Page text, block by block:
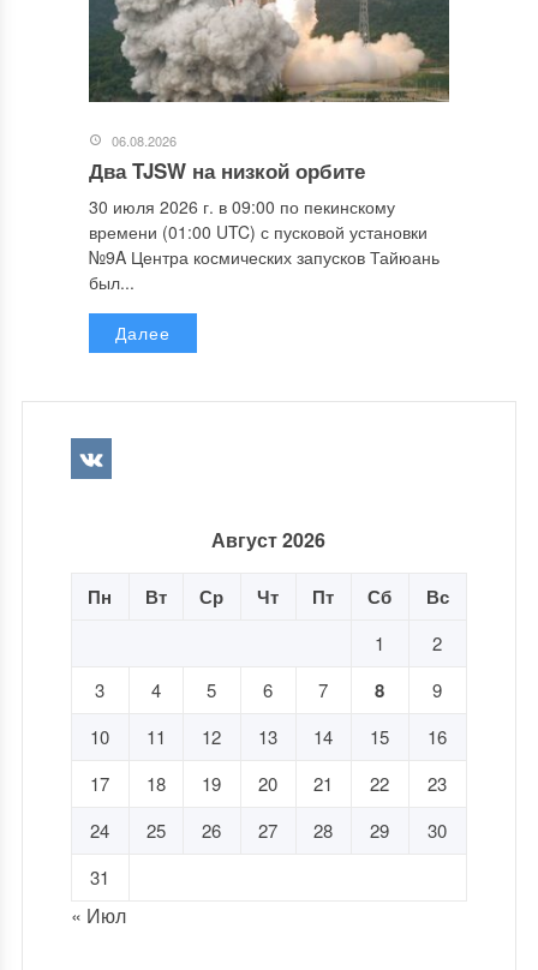
06.08.2026
Два TJSW на низкой орбите
30 июля 2026 г. в 09:00 по пекинскому
времени (01:00 UTC) с пусковой установки
№9A Центра космических запусков Тайюань
был...
Далее
Август 2026
Пн Вт Ср Чт Пт Сб Вс
1
2
3
4 5 6 7 8
9
10
11 12 13 14 15
16
17
18 19 20 21 22
23
24
25 26 27 28 29
30
31
« Июл